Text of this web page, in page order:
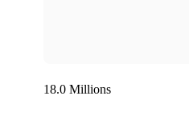
18.0 Millions